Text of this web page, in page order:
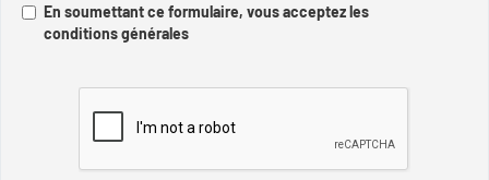
En soumettant ce formulaire, vous acceptez les
conditions générales